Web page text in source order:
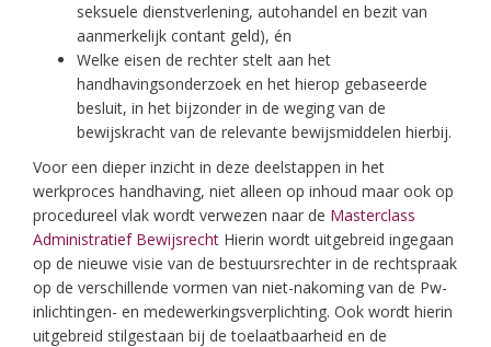
seksuele dienstverlening, autohandel en bezit van
aanmerkelijk contant geld), én
Welke eisen de rechter stelt aan het
handhavingsonderzoek en het hierop gebaseerde
besluit, in het bijzonder in de weging van de
bewijskracht van de relevante bewijsmiddelen hierbij.
Voor een dieper inzicht in deze deelstappen in het
werkproces handhaving, niet alleen op inhoud maar ook op
procedureel vlak wordt verwezen naar de Masterclass
Administratief Bewijsrecht Hierin wordt uitgebreid ingegaan
op de nieuwe visie van de bestuursrechter in de rechtspraak
op de verschillende vormen van niet-nakoming van de Pw-
inlichtingen- en medewerkingsverplichting. Ook wordt hierin
uitgebreid stilgestaan bij de toelaatbaarheid en de